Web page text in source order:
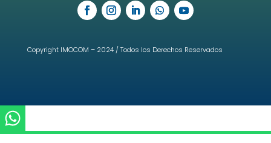
Copyright IMOCOM – 2024 / Todos los Derechos Reservados
WhatsApp Chat×